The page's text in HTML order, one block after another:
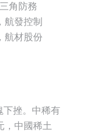
角防務
航發控制
航材股份
下挫。中稀有
，中國稀土